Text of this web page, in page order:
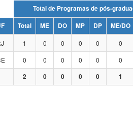
Total de Programas de pós-
Total ME DO MP DP ME/DO
1 0 0 0 0 0
0 0 0 0 0 0
2 0 0 0 0 1